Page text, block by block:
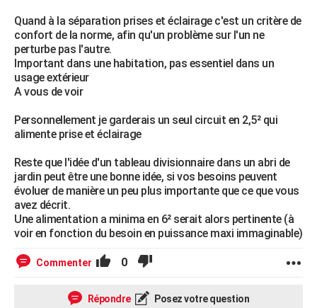
Quand à la séparation prises et éclairage c'est un critère de
confort de la norme, afin qu'un problème sur l'un ne
perturbe pas l'autre.
Important dans une habitation, pas essentiel dans un
usage extérieur
A vous de voir
Personnellement je garderais un seul circuit en 2,5² qui
alimente prise et éclairage
Reste que l'idée d'un tableau divisionnaire dans un abri de
jardin peut être une bonne idée, si vos besoins peuvent
évoluer de manière un peu plus importante que ce que vous
avez décrit.
Une alimentation a minima en 6² serait alors pertinente (à
voir en fonction du besoin en puissance maxi immaginable)
Commenter 0
Répondre Posez votre question